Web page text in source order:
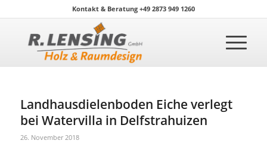
Kontakt & Beratung +49 2873 949 1260
Landhausdielenboden Eiche verlegt
bei Watervilla in Delfstrahuizen
26. November 2018